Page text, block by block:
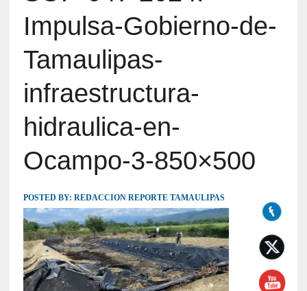
Impulsa-Gobierno-de-
Tamaulipas-
infraestructura-
hidraulica-en-
Ocampo-3-850×500
POSTED BY: REDACCION REPORTE TAMAULIPAS